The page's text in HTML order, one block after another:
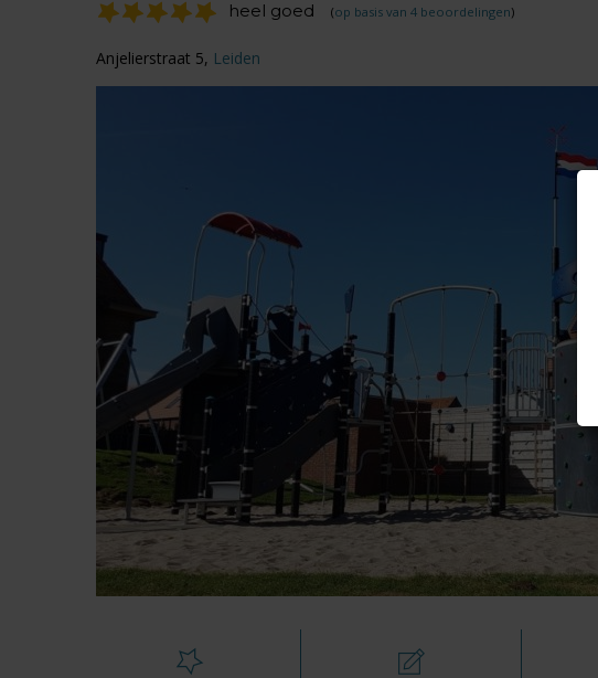
heel goed (op basis van 4 beoordelingen)
Anjelierstraat 5, Leiden